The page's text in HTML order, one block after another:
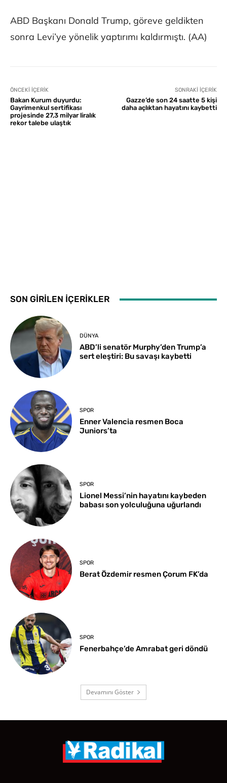
ABD Başkanı Donald Trump, göreve geldikten
sonra Levi’ye yönelik yaptırımı kaldırmıştı. (AA)
ÖNCEKI İÇERIK
Bakan Kurum duyurdu:
Gayrimenkul sertifikası
projesinde 27,3 milyar liralık
rekor talebe ulaştık
SONRAKI İÇERIK
Gazze’de son 24 saatte 5 kişi
daha açlıktan hayatını kaybetti
SON GİRİLEN İÇERİKLER
DÜNYA
ABD’li senatör Murphy’den Trump’a
sert eleştiri: Bu savaşı kaybetti
SPOR
Enner Valencia resmen Boca
Juniors’ta
SPOR
Lionel Messi’nin hayatını kaybeden
babası son yolculuğuna uğurlandı
SPOR
Berat Özdemir resmen Çorum FK’da
SPOR
Fenerbahçe’de Amrabat geri döndü
Devamını Göster